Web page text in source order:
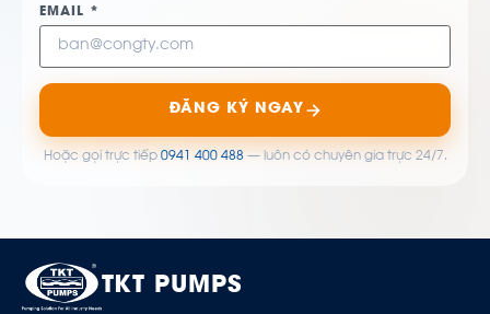
EMAIL *
ĐĂNG KÝ NGAY
Hoặc gọi trực tiếp 0941 400 488— luôn có chuyên gia trực 24/7.
TKT PUMPS